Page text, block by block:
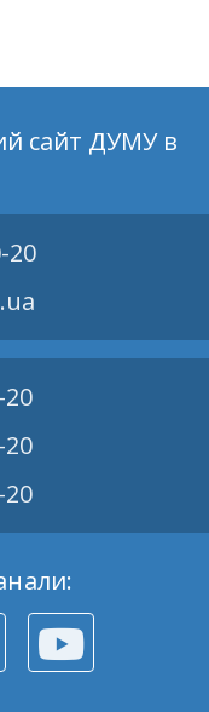
сайт ДУМУ в
20
20
20
20